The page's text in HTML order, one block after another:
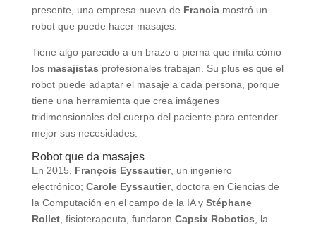
presente, una empresa nueva de Francia mostró un
robot que puede hacer masajes.
Tiene algo parecido a un brazo o pierna que imita cómo
los masajistas profesionales trabajan. Su plus es que el
robot puede adaptar el masaje a cada persona, porque
tiene una herramienta que crea imágenes
tridimensionales del cuerpo del paciente para entender
mejor sus necesidades.
Robot que da masajes
En 2015, François Eyssautier, un ingeniero
electrónico; Carole Eyssautier, doctora en Ciencias de
la Computación en el campo de la IA y Stéphane
Rollet, fisioterapeuta, fundaron Capsix Robotics , la